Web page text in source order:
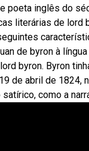
poeta inglês do
literárias de lord
de byron à
byron. Byron
de abril de 1824,
como a